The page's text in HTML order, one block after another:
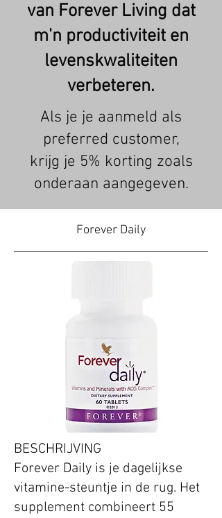
van Forever Living dat
m'n productiviteit en
levenskwaliteiten
verbeteren.
Als je je aanmeld als
preferred customer,
krijg je 5% korting zoals
onderaan aangegeven.
Forever Daily
BESCHRIJVING
Forever Daily is je dagelijkse
vitamine-steuntje in de rug. Het
supplement combineert 55